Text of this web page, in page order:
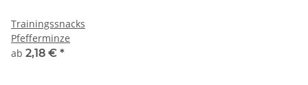
Trainingssnacks
Pfefferminze
ab 2,18 € *